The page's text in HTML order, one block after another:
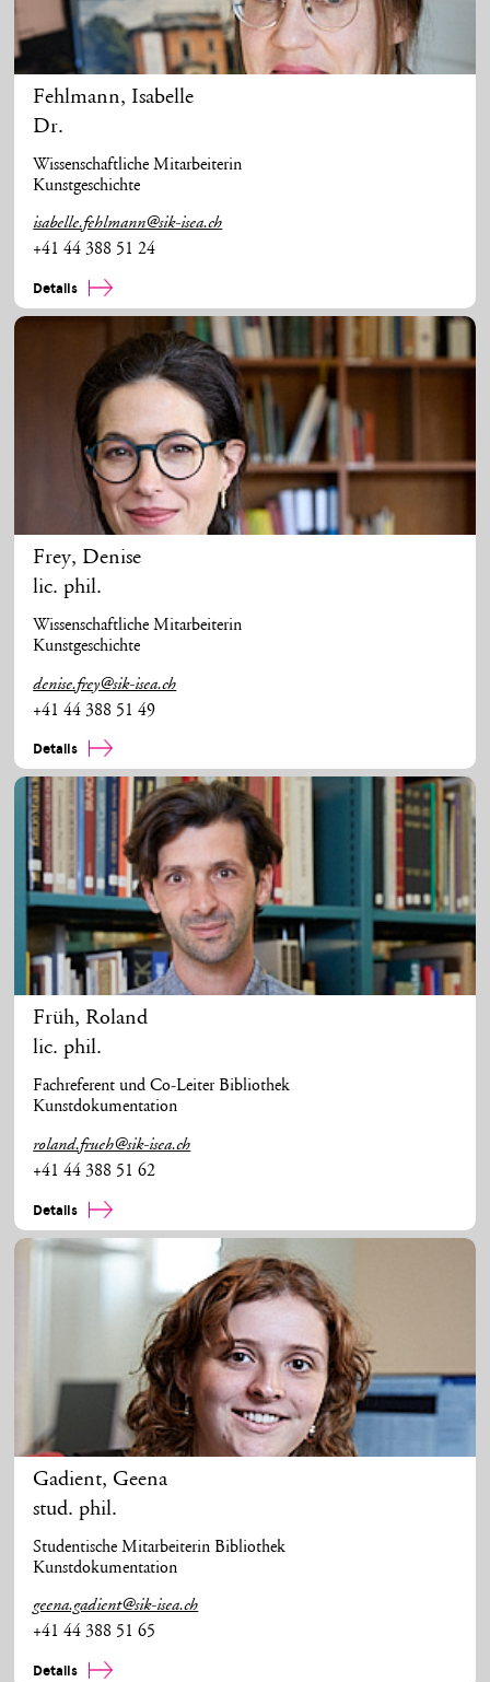
Fehlmann,Isabelle
Dr.
Wissenschaftliche Mitarbeiterin
Kunstgeschichte
isabelle.fehlmann@sik-isea.ch
+41 44 388 51 24
Details
Frey, Denise
lic. phil.
Wissenschaftliche Mitarbeiterin
Kunstgeschichte
denise.frey@sik-isea.ch
+41 44 388 51 49
Details
Früh, Roland
lic. phil.
Fachreferent und Co-Leiter Bibliothek
Kunstdokumentation
roland.frueh@sik-isea.ch
+41 44 388 51 62
Details
Gadient, Geena
stud. phil.
Studentische Mitarbeiterin Bibliothek
Kunstdokumentation
geena.gadient@sik-isea.ch
+41 44 388 51 65
Details